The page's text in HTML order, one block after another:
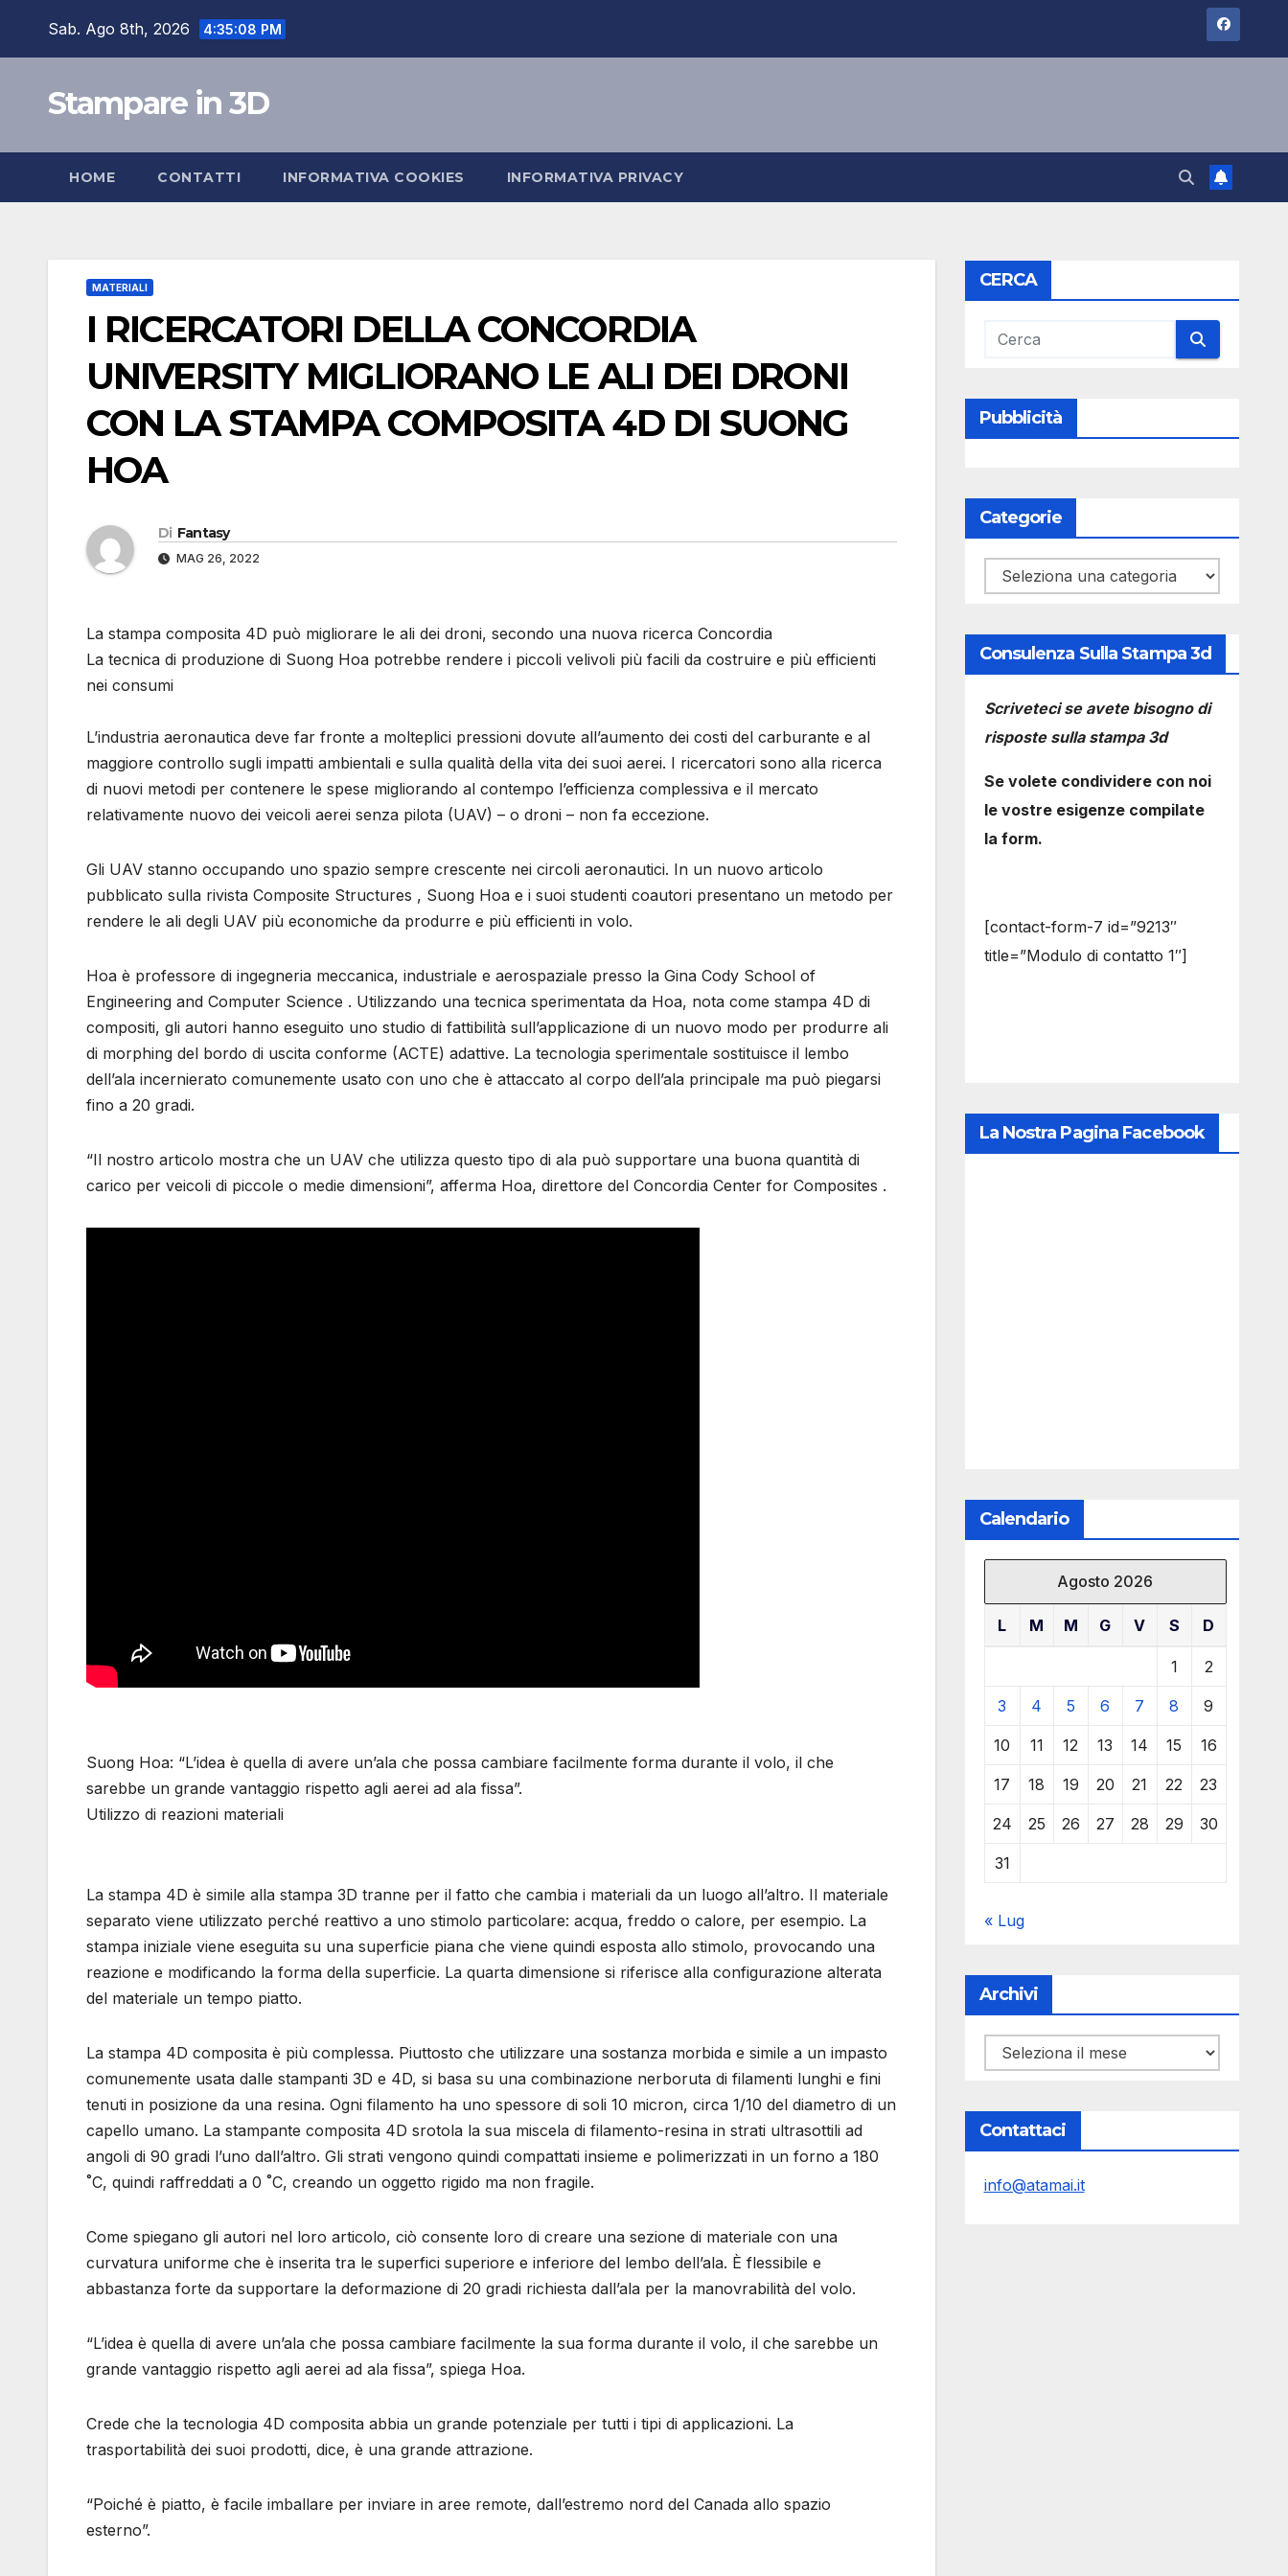
Sab. Ago 8th, 2026 4:35:09 PM
Stampare in 3D
HOME CONTATTI INFORMATIVA COOKIES INFORMATIVA PRIVACY
MATERIALI
I RICERCATORI DELLA CONCORDIA
UNIVERSITY MIGLIORANO LE ALI DEI DRONI
CON LA STAMPA COMPOSITA 4D DI SUONG
HOA
Di Fantasy
MAG 26, 2022
La stampa composita 4D può migliorare le ali dei droni, secondo una nuova ricerca Concordia
La tecnica di produzione di Suong Hoa potrebbe rendere i piccoli velivoli più facili da costruire e più efficienti
nei consumi
L’industria aeronautica deve far fronte a molteplici pressioni dovute all’aumento dei costi del carburante e al
maggiore controllo sugli impatti ambientali e sulla qualità della vita dei suoi aerei. I ricercatori sono alla ricerca
di nuovi metodi per contenere le spese migliorando al contempo l’efficienza complessiva e il mercato
relativamente nuovo dei veicoli aerei senza pilota (UAV) – o droni – non fa eccezione.
Gli UAV stanno occupando uno spazio sempre crescente nei circoli aeronautici. In un nuovo articolo
pubblicato sulla rivista Composite Structures , Suong Hoa e i suoi studenti coautori presentano un metodo per
rendere le ali degli UAV più economiche da produrre e più efficienti in volo.
Hoa è professore di ingegneria meccanica, industriale e aerospaziale presso la Gina Cody School of
Engineering and Computer Science . Utilizzando una tecnica sperimentata da Hoa, nota come stampa 4D di
compositi, gli autori hanno eseguito uno studio di fattibilità sull’applicazione di un nuovo modo per produrre ali
di morphing del bordo di uscita conforme (ACTE) adattive. La tecnologia sperimentale sostituisce il lembo
dell’ala incernierato comunemente usato con uno che è attaccato al corpo dell’ala principale ma può piegarsi
fino a 20 gradi.
“Il nostro articolo mostra che un UAV che utilizza questo tipo di ala può supportare una buona quantità di
carico per veicoli di piccole o medie dimensioni”, afferma Hoa, direttore del Concordia Center for Composites .
Suong Hoa: “L’idea è quella di avere un’ala che possa cambiare facilmente forma durante il volo, il che
sarebbe un grande vantaggio rispetto agli aerei ad ala fissa”.
Utilizzo di reazioni materiali
La stampa 4D è simile alla stampa 3D tranne per il fatto che cambia i materiali da un luogo all’altro. Il materiale
separato viene utilizzato perché reattivo a uno stimolo particolare: acqua, freddo o calore, per esempio. La
stampa iniziale viene eseguita su una superficie piana che viene quindi esposta allo stimolo, provocando una
reazione e modificando la forma della superficie. La quarta dimensione si riferisce alla configurazione alterata
del materiale un tempo piatto.
La stampa 4D composita è più complessa. Piuttosto che utilizzare una sostanza morbida e simile a un impasto
comunemente usata dalle stampanti 3D e 4D, si basa su una combinazione nerboruta di filamenti lunghi e fini
tenuti in posizione da una resina. Ogni filamento ha uno spessore di soli 10 micron, circa 1/10 del diametro di un
capello umano. La stampante composita 4D srotola la sua miscela di filamento-resina in strati ultrasottili ad
angoli di 90 gradi l’uno dall’altro. Gli strati vengono quindi compattati insieme e polimerizzati in un forno a 180
˚C, quindi raffreddati a 0 ˚C, creando un oggetto rigido ma non fragile.
Come spiegano gli autori nel loro articolo, ciò consente loro di creare una sezione di materiale con una
curvatura uniforme che è inserita tra le superfici superiore e inferiore del lembo dell’ala. È flessibile e
abbastanza forte da supportare la deformazione di 20 gradi richiesta dall’ala per la manovrabilità del volo.
“L’idea è quella di avere un’ala che possa cambiare facilmente la sua forma durante il volo, il che sarebbe un
grande vantaggio rispetto agli aerei ad ala fissa”, spiega Hoa.
Crede che la tecnologia 4D composita abbia un grande potenziale per tutti i tipi di applicazioni. La
trasportabilità dei suoi prodotti, dice, è una grande attrazione.
“Poiché è piatto, è facile imballare per inviare in aree remote, dall’estremo nord del Canada allo spazio
esterno”.
CERCA
Pubblicità
Categorie
Categorie
Consulenza Sulla Stampa 3d
Scriveteci se avete bisogno di
risposte sulla stampa 3d
Se volete condividere con noi
le vostre esigenze compilate
la form.
[contact-form-7 id=”9213″
title=”Modulo di contatto 1″]
La Nostra Pagina Facebook
Calendario
Agosto 2026
L M M G V S D
1 2
3 4 5 6 7 8 9
10 11 12 13 14 15 16
17 18 19 20 21 22 23
24 25 26 27 28 29 30
31
« Lug
Archivi
Archivi
Contattaci
info@atamai.it